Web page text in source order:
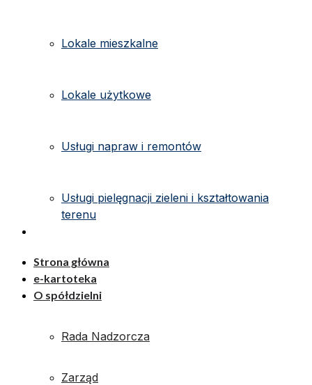
Lokale mieszkalne
Lokale użytkowe
Usługi napraw i remontów
Usługi pielęgnacji zieleni i kształtowania
terenu
Strona główna
e-kartoteka
O spółdzielni
Rada Nadzorcza
Zarząd